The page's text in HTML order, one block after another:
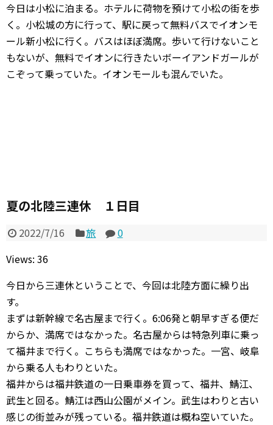
今日は小松に泊まる。ホテルに荷物を預けて小松の街を歩
く。小松城の方に行って、駅に戻って無料バスでイオンモ
ール新小松に行く。バスはほぼ満席。歩いて行けないこと
もないが、無料でイオンに行きたいボーイアンドガールが
こぞって乗っていた。イオンモールも混んでいた。
夏の北陸三連休 １日目
2022/7/16 旅
0
Views: 36
今日から三連休ということで、今回は北陸方面に繰り出
す。
まずは新幹線で名古屋まで行く。6:06発と朝早すぎる便だ
からか、満席ではなかった。名古屋からは特急列車に乗っ
て福井まで行く。こちらも満席ではなかった。一宮、岐阜
から乗る人もわりといた。
福井からは福井鉄道の一日乗車券を買って、福井、鯖江、
武生と回る。鯖江は西山公園がメイン。武生はわりと古い
感じの街並みが残っている。福井鉄道は概ね空いていた。